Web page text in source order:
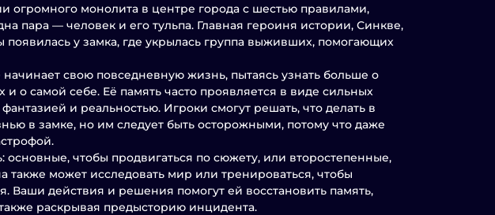
огромного монолита в центре города с шестью правилами,
пара — человек и его тульпа. Главная героиня истории, Синкве,
у замка, где укрылась группа выживших, помогающих
свою повседневную жизнь, пытаясь узнать больше о
о самой себе. Её память часто проявляется в виде сильных
и реальностью. Игроки смогут решать, что делать в
в замке, но им следует быть осторожными, потому что даже
основные, чтобы продвигаться по сюжету, или второстепенные,
также может исследовать мир или тренироваться, чтобы
Ваши действия и решения помогут ей восстановить память,
раскрывая предысторию инцидента.